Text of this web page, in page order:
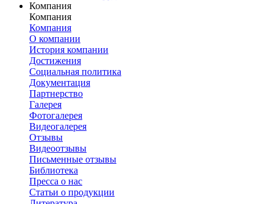
Компания
Компания
Компания
О компании
История компании
Достижения
Социальная политика
Документация
Партнерство
Галерея
Фотогалерея
Видеогалерея
Отзывы
Видеоотзывы
Письменные отзывы
Библиотека
Пресса о нас
Статьи о продукции